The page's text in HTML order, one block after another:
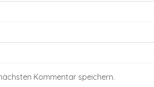
Kommentar speichern.